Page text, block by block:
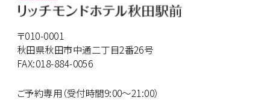
〒010-0001
秋田県秋田市中通二丁目2番26号
FAX:018-884-0056
ご予約専用（受付時間9:00～21:00）